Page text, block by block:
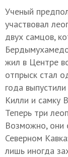
Ученый
участвовал
двух самцов,
жил в Центре
отпрыск стал
года
Килли и самку
Теперь три
Возможно, они
Северном
лишь иногда